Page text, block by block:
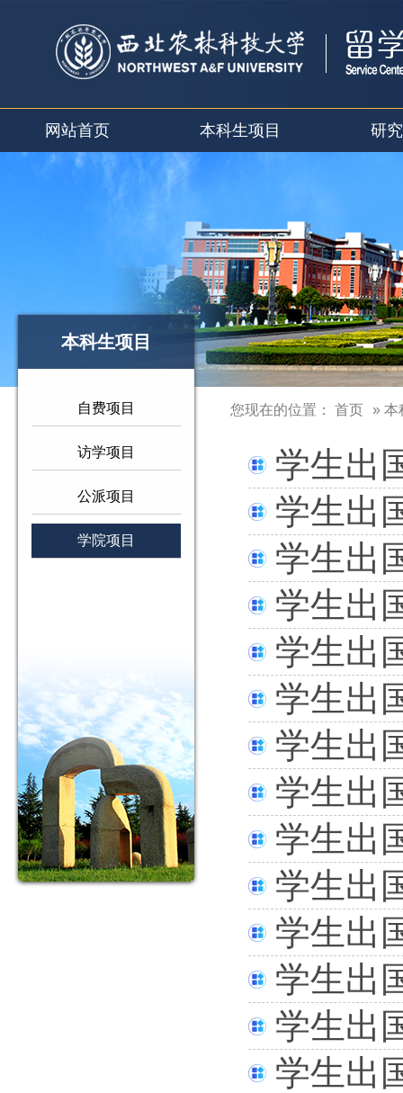
网站首页 本科生项目 研
本科生项目
自费项目
访学项目
公派项目
学院项目
您现在的位置： 首页 » 本
学生出
学生出
学生出
学生出
学生出
学生出
学生出
学生出
学生出
学生出
学生出
学生出
学生出
学生出